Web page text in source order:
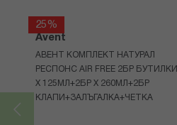
25%
Avent
АВЕНТ КОМПЛЕКТ НАТУРАЛ
РЕСПОНС AIR FREE 2БР БУТИЛКИ
Х 125МЛ+2БР Х 260МЛ+2БР
КЛАПИ+ЗАЛЪГАЛКА+ЧЕТКА